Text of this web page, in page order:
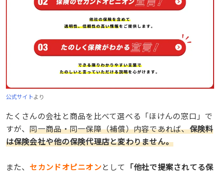
公式サイトより
たくさんの会社と商品を比べて選べる「ほけんの窓口」で
すが、同一商品・同一保障（補償）内容であれば、保険料
は保険会社や他の保険代理店と変わりません。
また、 セカンドオピニオンとして 「他社で提案されてる保